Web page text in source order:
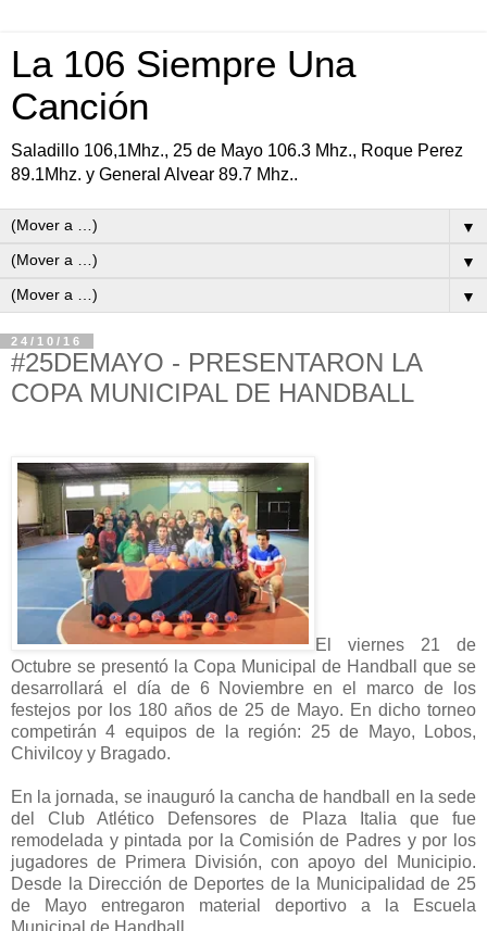
La 106 Siempre Una
Canción
Saladillo 106,1Mhz., 25 de Mayo 106.3 Mhz., Roque Perez
89.1Mhz. y General Alvear 89.7 Mhz..
▼
▼
▼
24/10/16
#25DEMAYO - PRESENTARON LA
COPA MUNICIPAL DE HANDBALL
El viernes 21 de
Octubre se presentó la Copa Municipal de Handball que se
desarrollará el día de 6 Noviembre en el marco de los
festejos por los 180 años de 25 de Mayo. En dicho torneo
competirán 4 equipos de la región: 25 de Mayo, Lobos,
Chivilcoy y Bragado.
En la jornada, se inauguró la cancha de handball en la sede
del Club Atlético Defensores de Plaza Italia que fue
remodelada y pintada por la Comisión de Padres y por los
jugadores de Primera División, con apoyo del Municipio.
Desde la Dirección de Deportes de la Municipalidad de 25
de Mayo entregaron material deportivo a la Escuela
Municipal de Handball,